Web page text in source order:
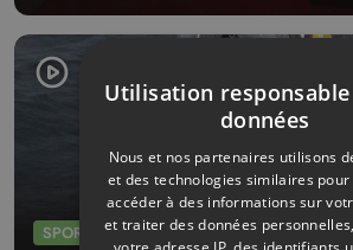
SPORTS
Utilisation
données
Nous et nos partenaires utilisons
et des technologies similaires
accéder à des informations sur
et traiter des données